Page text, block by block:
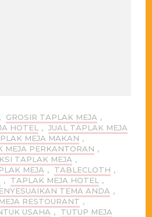
, GROSIR TAPLAK MEJA ,
HOTEL
, JUAL TAPLAK MEJA
MEJA MAKAN ,
MEJA PERKANTORAN ,
TAPLAK MEJA ,
MEJA , TABLECLOTH ,
, TAPLAK MEJA HOTEL
,
TEMA ANDA ,
RESTOURANT ,
USAHA , TUTUP MEJA